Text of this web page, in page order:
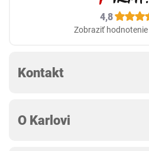
4,8
Zobraziť hodnotenie
Kontakt
O Karlovi